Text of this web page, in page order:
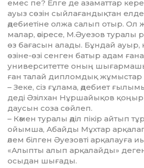
емес пе? Елге де азаматтар
ауыз сөзін сыйлағандық­тан
әдебиетіне олжа салып отыр.
малар, әсіресе, М.Әуезов тура­лы
өз бағасын алады. Бұндай
өзіне-өзі сенген батыр адам
университетте оның
ған талай ди­плом­дық жұмыстар
– Зеке, сіз ғұлама, әдебиет
деді Әзілхан Нұршайықов
даусын соза сөйлеп.
– Кәмен туралы әділ пікір айтып
ойымша, Абайды Мұхтар арқалап
әлем білген Әуезовті арқалауға
«Алыпты алып арқалайды»
осыдан шығады.